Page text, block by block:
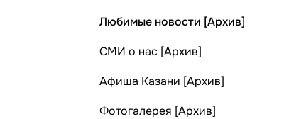
Любимые новости [Архив]
СМИ о нас [Архив]
Афиша Казани [Архив]
Фотогалерея [Архив]